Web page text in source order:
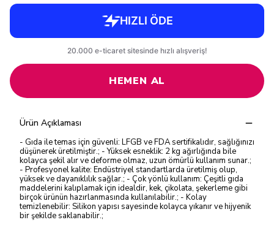
HEMEN AL
Ürün Açıklaması
- Gıda ile temas için güvenli: LFGB ve FDA sertifikalıdır, sağlığınızı
düşünerek üretilmiştir.; - Yüksek esneklik: 2 kg ağırlığında bile
kolayca şekil alır ve deforme olmaz, uzun ömürlü kullanım sunar.;
- Profesyonel kalite: Endüstriyel standartlarda üretilmiş olup,
yüksek ve dayanıklılık sağlar.; - Çok yönlü kullanım: Çeşitli gıda
maddelerini kalıplamak için idealdir, kek, çikolata, şekerleme gibi
birçok ürünün hazırlanmasında kullanılabilir.; - Kolay
temizlenebilir: Silikon yapısı sayesinde kolayca yıkanır ve hijyenik
bir şekilde saklanabilir.;